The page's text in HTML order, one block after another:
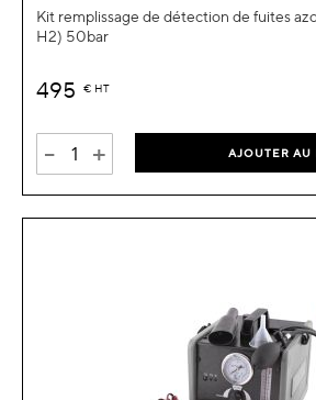
Kit remplissage de détection de fuites
H2) 50bar
495 € HT
- + AJOUTER AU